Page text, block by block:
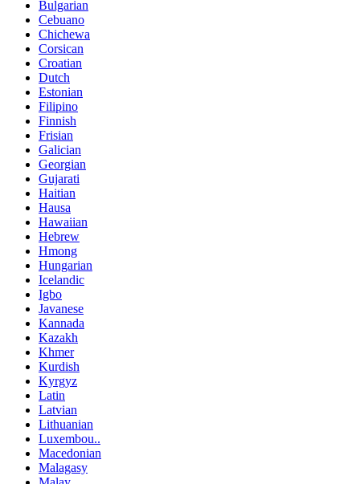
Bulgarian
Cebuano
Chichewa
Corsican
Croatian
Dutch
Estonian
Filipino
Finnish
Frisian
Galician
Georgian
Gujarati
Haitian
Hausa
Hawaiian
Hebrew
Hmong
Hungarian
Icelandic
Igbo
Javanese
Kannada
Kazakh
Khmer
Kurdish
Kyrgyz
Latin
Latvian
Lithuanian
Luxembou..
Macedonian
Malagasy